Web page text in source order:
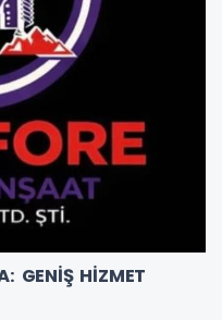
GENİŞ HİZMET